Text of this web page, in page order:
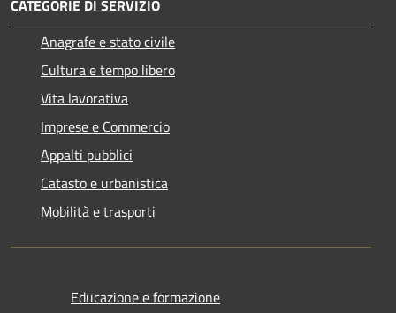
CATEGORIE DI SERVIZIO
Anagrafe e stato civile
Cultura e tempo libero
Vita lavorativa
Imprese e Commercio
Appalti pubblici
Catasto e urbanistica
Mobilità e trasporti
Educazione e formazione